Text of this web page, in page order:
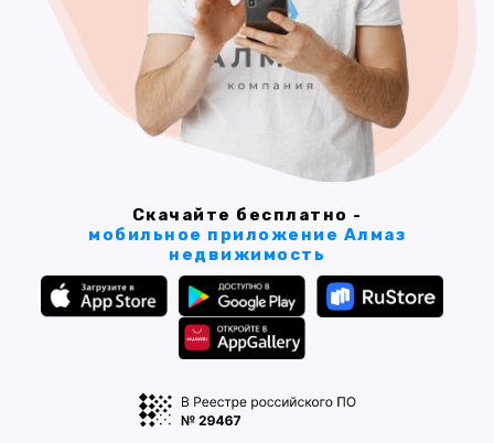
Скачайте бесплатно -
мобильное приложение Алмаз
недвижимость